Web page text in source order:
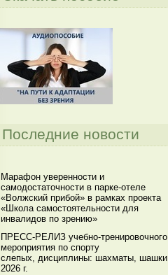
Последние новости
Марафон уверенности и
самодостаточности в парке-отеле
«Волжский прибой» в рамках проекта
«Школа самостоятельности для
инвалидов по зрению»
ПРЕСС-РЕЛИЗ учебно-тренировочного
мероприятия по спорту
слепых, дисциплины: шахматы, шашки
2026 г.